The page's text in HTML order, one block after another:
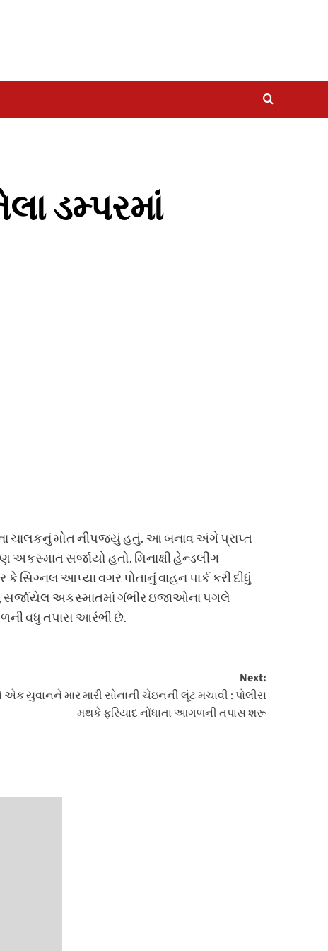
ડમ્પરમાં
ચાલકનું મોત નીપજયું હતું. આ બનાવ અંગે પ્રાપ્ત
સર્જાયો હતો. મિનાક્ષી હેન્ડલીંગ
આપ્યા વગર પોતાનું વાહન પાર્ક કરી દીધું
સર્જાયેલ અકસ્માતમાં ગંભીર ઇજાઓના પગલે
વધુ તપાસ આરંભી છે.
Next:
યુવાનને માર મારી સોનાની ચેઇનની લૂંટ મચાવી : પોલીસ
મથકે ફરિયાદ નોંધાતા આગળની તપાસ શરૂ